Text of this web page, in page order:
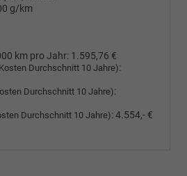
g/km
km pro Jahr: 1.595,76 €
Durchschnitt 10 Jahre):
Durchschnitt 10 Jahre):
Durchschnitt 10 Jahre):4.554,- €